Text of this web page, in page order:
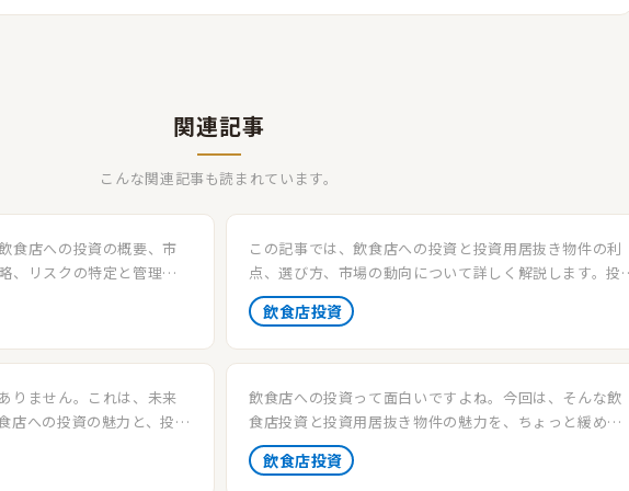
関連記事
こんな関連記事も読まれています。
食店への投資の概要、市
、リスクの特定と管理、
します。投資家が飲食店投
を提供します。
飲食店投資
この記事では、飲食店への投資と投資用居抜き物件の利
点、選び方、市場の動向について詳しく解説します。投
の魅力を最大限に活かす方法を探求し、投資成功への道
を案内します。
りません。これは、未来
店への投資の魅力と、投資
ートの方法を紹介します。
飲食店投資
飲食店への投資って面白いですよね。今回は、そんな飲
食店投資と投資用居抜き物件の魅力を、ちょっと緩めに
ガイドします。投資初心者もベテランも、この記事で新
な発見をしてみてくださいね。